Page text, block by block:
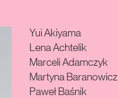
Yui Akiyama
Lena Achtelik
Marceli Adamczyk
Martyna Baranowicz
Paweł Baśnik